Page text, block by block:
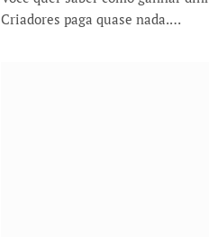
Criadores paga quase nada.…